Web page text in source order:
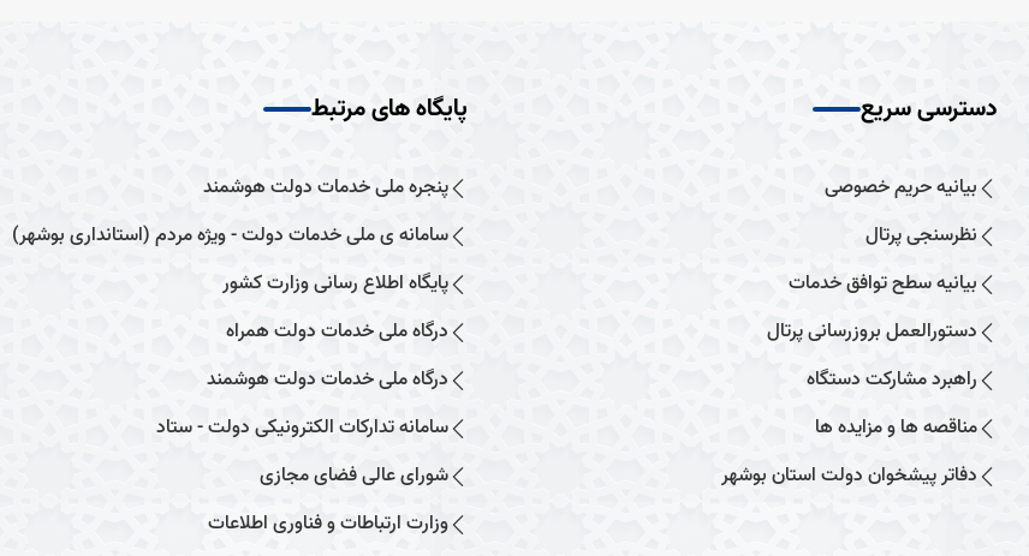
دسترسی سریع
بیانیه حریم خصوصی
نظرسنجی پرتال
بیانیه سطح توافق خدمات
دستورالعمل بروزرسانی پرتال
راهبرد مشارکت دستگاه
مناقصه ها و مزایده ها
دفاتر پیشخوان دولت استان بوشهر
پایگاه های مرتبط
پنجره ملی خدمات دولت هوشمند
سامانه ی ملی خدمات دولت - ویژه مردم (استانداری بوشهر)
پایگاه اطلاع رسانی وزارت کشور
درگاه ملی خدمات دولت همراه
درگاه ملی خدمات دولت هوشمند
سامانه تدارکات الکترونیکی دولت - ستاد
شورای عالی فضای مجازی
وزارت ارتباطات و فناوری اطلاعات